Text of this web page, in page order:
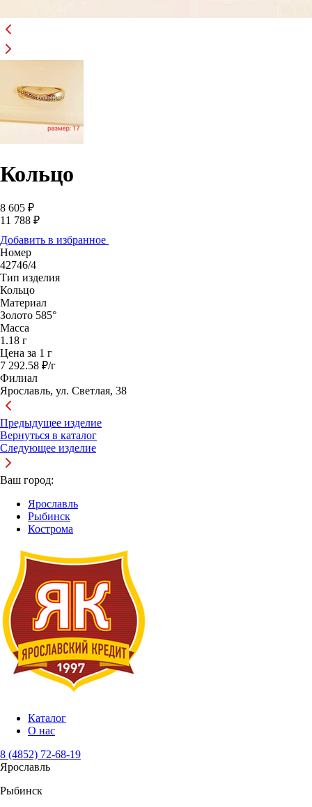
Кольцо
8 605 ₽
11 788 ₽
Добавить в избранное
Номер
42746/4
Тип изделия
Кольцо
Материал
Золото 585°
Масса
1.18 г
Цена за 1 г
7 292.58 ₽/г
Филиал
Ярославль, ул. Светлая, 38
Предыдущее изделие
Вернуться в каталог
Следующее изделие
Ваш город:
Ярославль
Рыбинск
Кострома
Каталог
О нас
8 (4852) 72-68-19
Ярославль
Рыбинск